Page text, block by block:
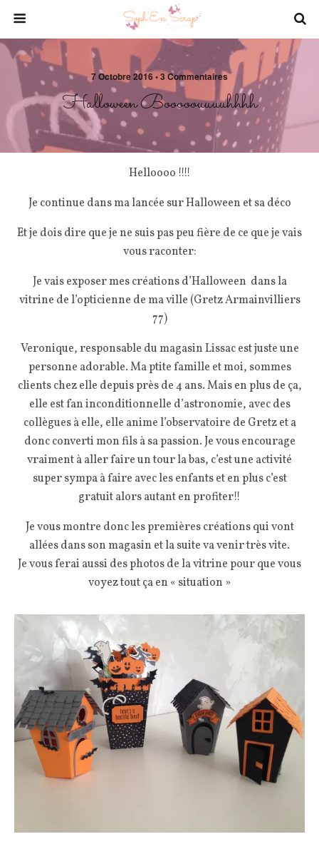
7 Octobre 2016 • 3 Commentaires
Halloween Booooouuuuhhhh
Helloooo !!!!
Je continue dans ma lancée sur Halloween et sa déco
Et je dois dire que je ne suis pas peu fière de ce que je vais
vous raconter:
Je vais exposer mes créations d’Halloween dans la
vitrine de l’opticienne de ma ville (Gretz Armainvilliers
77)
Veronique, responsable du magasin Lissac est juste une
personne adorable. Ma ptite famille et moi, sommes
clients chez elle depuis près de 4 ans. Mais en plus de ça,
elle est fan inconditionnelle d’astronomie, avec des
collègues à elle, elle anime l’observatoire de Gretz et a
donc converti mon fils à sa passion. Je vous encourage
vraiment à aller faire un tour la bas, c’est une activité
super sympa à faire avec les enfants et en plus c’est
gratuit alors autant en profiter!!
Je vous montre donc les premières créations qui vont
allées dans son magasin et la suite va venir très vite.
Je vous ferai aussi des photos de la vitrine pour que vous
voyez tout ça en « situation »